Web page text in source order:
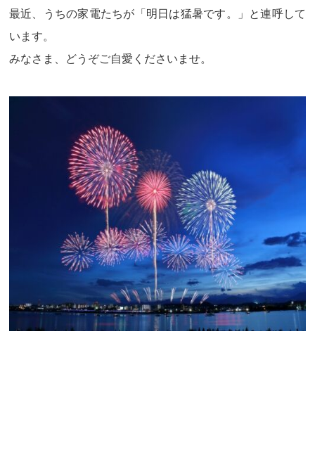
最近、うちの家電たちが「明日は猛暑です。」と連呼して
います。
みなさま、どうぞご自愛くださいませ。